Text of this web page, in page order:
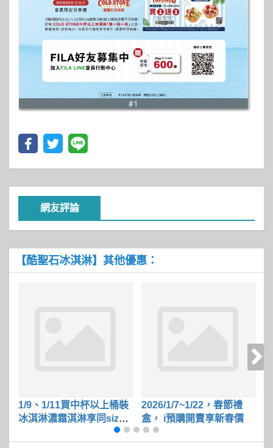
#1
網友評論
【酷聖石冰淇淋】其他優惠：
1/9、1/11買中杯以上桶裝
冰淇淋濃霜淇淋享同size
2026/1/7~1/22，春節禮
盒， i預購開賣享新春價